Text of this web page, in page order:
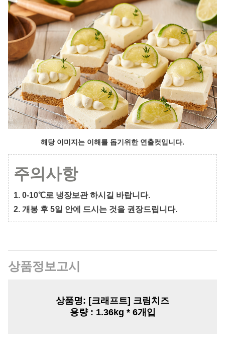
해당 이미지는 이해를 돕기위한 연출컷입니다.
주의사항
1. 0-10℃로 냉장보관 하시길 바랍니다.
2. 개봉 후 5일 안에 드시는 것을 권장드립니다.
상품정보고시
상품명: [크래프트] 크림치즈
용량: 1.36kg * 6개입